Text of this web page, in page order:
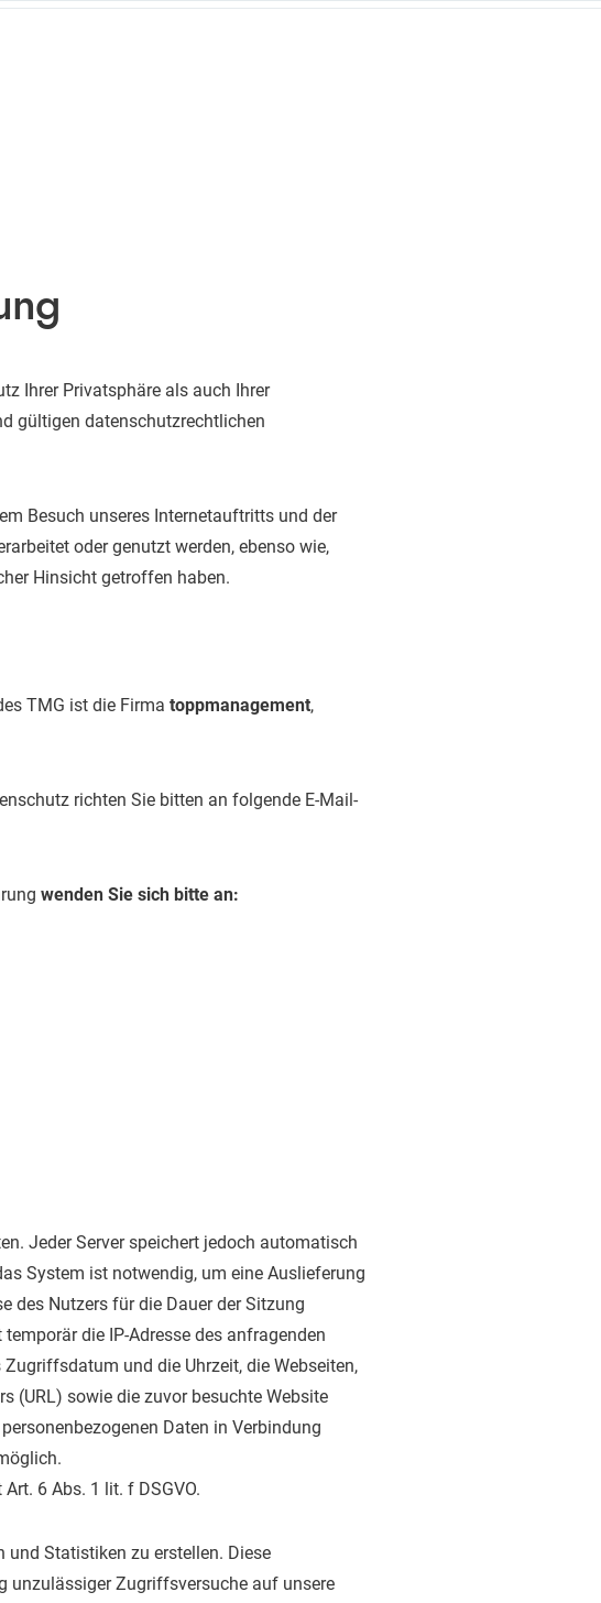
Ihrer Privatsphäre als auch Ihrer
gültigen datenschutzrechtlichen
Besuch unseres Internetauftritts und der
oder genutzt werden, ebenso wie,
Hinsicht getroffen haben.
TMG ist die Firmatoppmanagement,
richten Sie bitten an folgende E-Mail-
wenden Sie sich bitte an:
Jeder Server speichert jedoch automatisch
System ist notwendig, um eine Auslieferung
des Nutzers für die Dauer der Sitzung
die IP-Adresse des anfragenden
und die Uhrzeit, die Webseiten,
(URL) sowie die zuvor besuchte Website
Daten in Verbindung
6 Abs. 1 lit. f DSGVO.
und Statistiken zu erstellen. Diese
unzulässiger Zugriffsversuche auf unsere